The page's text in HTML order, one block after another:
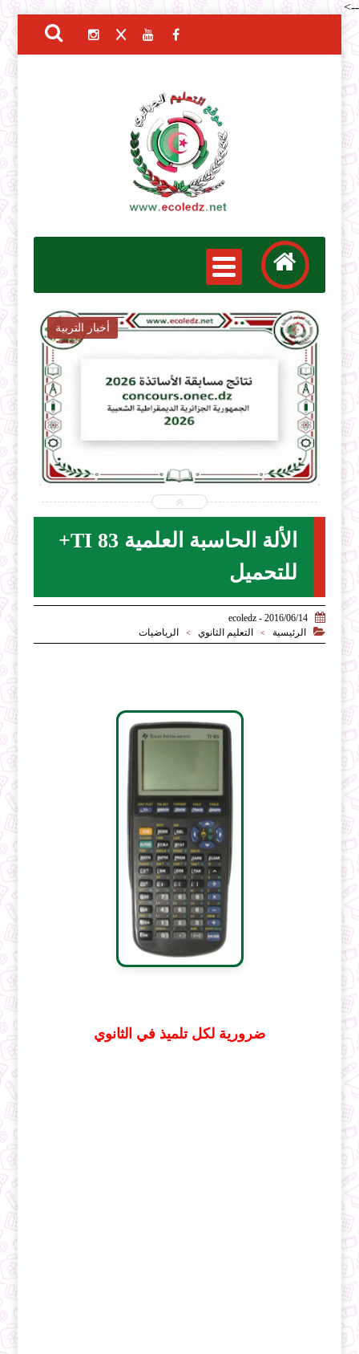
-->
أخبار التربية
2026-07-31
ecoledz.net
الألة الحاسبة العلمية TI 83+
للتحميل

2016/06/14 - ecoledz

الرئيسية > التعليم الثانوي > الرياضيات
ضرورية لكل تلميذ في الثانوي